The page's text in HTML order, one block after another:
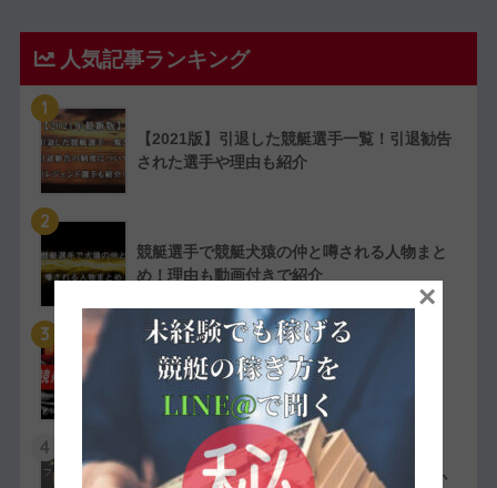
人気記事ランキング
1
【2021版】引退した競艇選手一覧！引退勧告
された選手や理由も紹介
2
競艇選手で競艇犬猿の仲と噂される人物まと
め！理由も動画付きで紹介
3
【実費で検証】競艇LINERの予想は凄かっ
た！特徴や評判・口コミを紹介
4
競艇選手の嫌われ者まとめ！ファン・選手か
×